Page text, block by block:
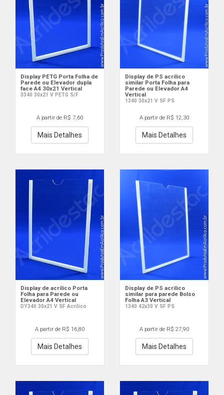
Display PETG Porta Folha de
Parede ou Elevador dupla
face A4 30x21 Vertical
3340 30x21 V PETG S/F
A partir de R$ 7,60
Mais Detalhes
Display de PS acrilico
similar Porta Folha para
Parede ou Elevador A4
Vertical
1340 30x21 V SF PS
A partir de R$ 12,30
Mais Detalhes
Display de acrilico Porta
Folha para Parede ou
Elevador A4 Vertical
DY340 30x21 V SF Acrilico
A partir de R$ 16,80
Mais Detalhes
Display de PS acrilico
similar para parede Bolso
Folha A3 Vertical
1340 42x30 V SF PS
A partir de R$ 27,90
Mais Detalhes